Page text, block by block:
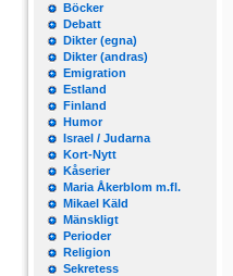
Böcker
Debatt
Dikter (egna)
Dikter (andras)
Emigration
Estland
Finland
Humor
Israel / Judarna
Kort-Nytt
Kåserier
Maria Åkerblom m.fl.
Mikael Käld
Mänskligt
Perioder
Religion
Sekretess